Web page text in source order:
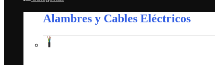
Alambres y Cables Eléctricos